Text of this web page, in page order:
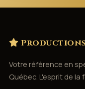
Votre référence en
Québec. L'esprit de la